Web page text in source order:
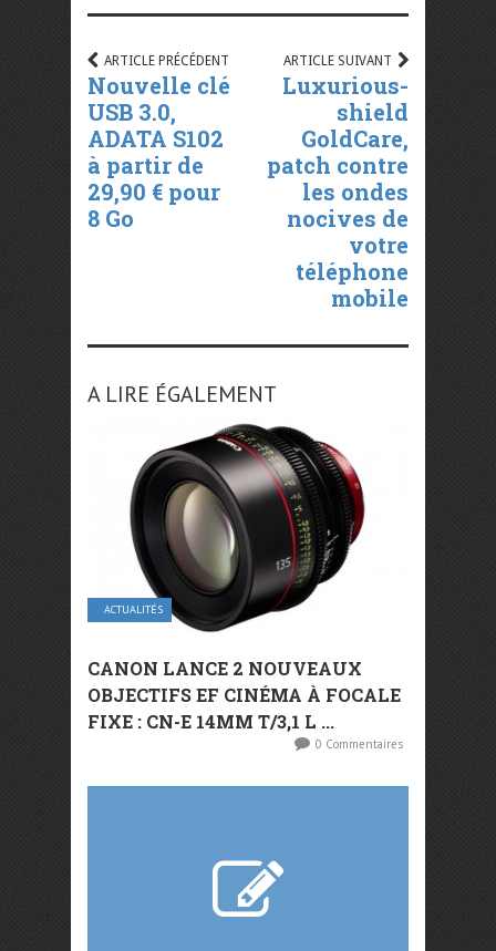
ARTICLE PRÉCÉDENT
Nouvelle clé
USB 3.0,
ADATA S102
à partir de
29,90 € pour
8 Go
ARTICLE SUIVANT
Luxurious-
shield
GoldCare,
patch contre
les ondes
nocives de
votre
téléphone
mobile
A LIRE ÉGALEMENT
ACTUALITÉS
CANON LANCE 2 NOUVEAUX
OBJECTIFS EF CINÉMA À FOCALE
FIXE : CN-E 14MM T/3,1 L ...
0 Commentaires